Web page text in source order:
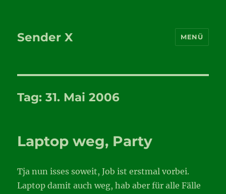
Sender X MENÜ
Tag:31. Mai 2006
Laptop weg, Party
Tja nun isses soweit, Job ist erstmal vorbei.
Laptop damit auch weg, hab aber für alle Fälle